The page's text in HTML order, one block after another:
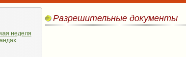
Разрешительные документы
неделя